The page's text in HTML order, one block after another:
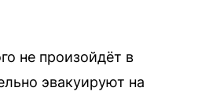
не произойдёт в
эвакуируют на